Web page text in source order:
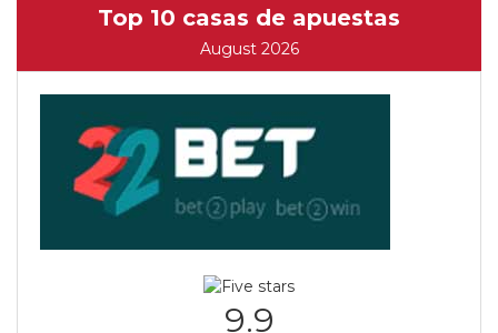
Top 10 casas de apuestas
August 2026
9.9